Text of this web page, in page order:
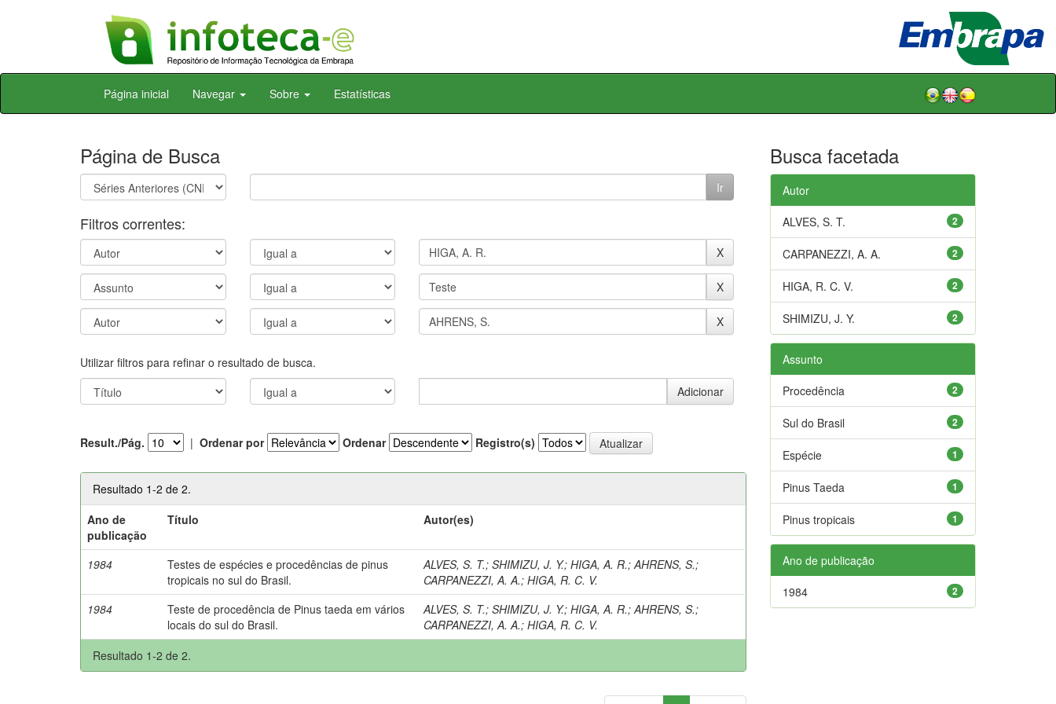
Skip
Página inicial Navegar Sobre Estatísticas
Página de Busca
Filtros correntes:
Utilizar filtros para refinar o resultado de busca.
Result./Pág. | Ordenar por Ordenar Registro(s)
Resultado 1-2 de 2.
Ano de
publicação
Título Autor(es)
1984
Testes de espécies e procedências de pinus
tropicais no sul do Brasil.
ALVES, S. T.;SHIMIZU, J. Y.;HIGA, A. R.;AHRENS, S.;
CARPANEZZI, A. A.;HIGA, R. C. V.
1984
Teste de procedência de Pinus taeda em vários
locais do sul do Brasil.
ALVES, S. T.;SHIMIZU, J. Y.;HIGA, A. R.;AHRENS, S.;
CARPANEZZI, A. A.;HIGA, R. C. V.
Resultado 1-2 de 2.
Busca facetada
Autor
2
ALVES, S. T.
2
CARPANEZZI, A. A.
2
HIGA, R. C. V.
2
SHIMIZU, J. Y.
Assunto
2
Procedência
2
Sul do Brasil
1
Espécie
1
Pinus Taeda
1
Pinus tropicais
Ano de publicação
2
1984